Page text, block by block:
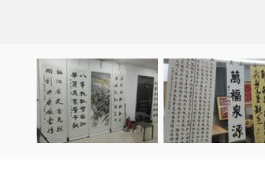
Item
of